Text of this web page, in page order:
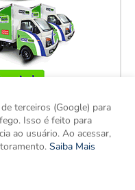
terceiros (Google) para
Isso é feito para
ao usuário. Ao acessar,
Saiba Mais